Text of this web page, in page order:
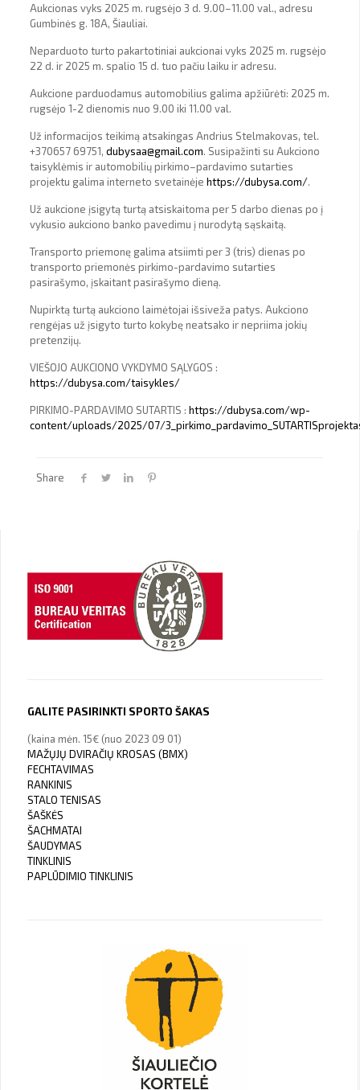
Aukcionas vyks 2025 m. rugsėjo 3 d. 9.00–11.00 val., adresu
Gumbinės g. 18A, Šiauliai.
Neparduoto turto pakartotiniai aukcionai vyks 2025 m. rugsėjo
22 d. ir 2025 m. spalio 15 d. tuo pačiu laiku ir adresu.
Aukcione parduodamus automobilius galima apžiūrėti: 2025 m.
rugsėjo 1-2 dienomis nuo 9.00 iki 11.00 val.
Už informacijos teikimą atsakingas Andrius Stelmakovas, tel.
+370657 69751, dubysaa@gmail.com. Susipažinti su Aukciono
taisyklėmis ir automobilių pirkimo–pardavimo sutarties
projektu galima interneto svetainėje https://dubysa.com/.
Už aukcione įsigytą turtą atsiskaitoma per 5 darbo dienas po į
vykusio aukciono banko pavedimu į nurodytą sąskaitą.
Transporto priemonę galima atsiimti per 3 (tris) dienas po
transporto priemonės pirkimo-pardavimo sutarties
pasirašymo, įskaitant pasirašymo dieną.
Nupirktą turtą aukciono laimėtojai išsiveža patys. Aukciono
rengėjas už įsigyto turto kokybę neatsako ir nepriima jokių
pretenzijų.
VIEŠOJO AUKCIONO VYKDYMO SĄLYGOS :
https://dubysa.com/taisykles/
PIRKIMO-PARDAVIMO SUTARTIS : https://dubysa.com/wp-
content/uploads/2025/07/
Share
GALITE PASIRINKTI SPORTO ŠAKAS
(kaina mėn. 15€ (nuo 2023 09 01)
MAŽŲJŲ DVIRAČIŲ KROSAS (BMX)
FECHTAVIMAS
RANKINIS
STALO TENISAS
ŠAŠKĖS
ŠACHMATAI
ŠAUDYMAS
TINKLINIS
PAPLŪDIMIO TINKLINIS